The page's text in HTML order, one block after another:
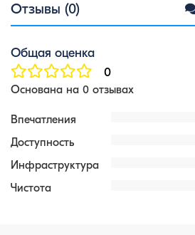
Отзывы (0)
Общая оценка
0
Основана на 0 отзывах
Впечатления
Доступность
Инфраструктура
Чистота